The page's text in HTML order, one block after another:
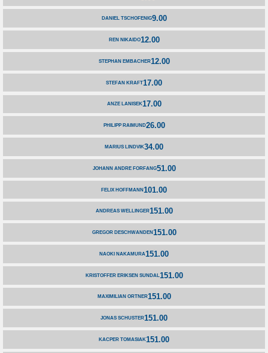
DANIEL TSCHOFENIG9.00
REN NIKAIDO12.00
STEPHAN EMBACHER12.00
STEFAN KRAFT17.00
ANZE LANISEK17.00
PHILIPP RAIMUND26.00
MARIUS LINDVIK34.00
JOHANN ANDRE FORFANG51.00
FELIX HOFFMANN101.00
ANDREAS WELLINGER151.00
GREGOR DESCHWANDEN151.00
NAOKI NAKAMURA151.00
KRISTOFFER ERIKSEN SUNDAL 151.00
MAXIMILIAN ORTNER151.00
JONAS SCHUSTER151.00
KACPER TOMASIAK151.00